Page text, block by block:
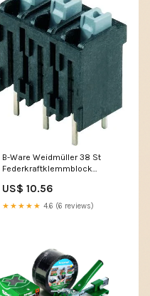
B-Ware Weidmüller 38 St
Federkraftklemmblock
Siehe Text/Foto 648
US$ 10.56
★★★★★ 4.6 (6 reviews)